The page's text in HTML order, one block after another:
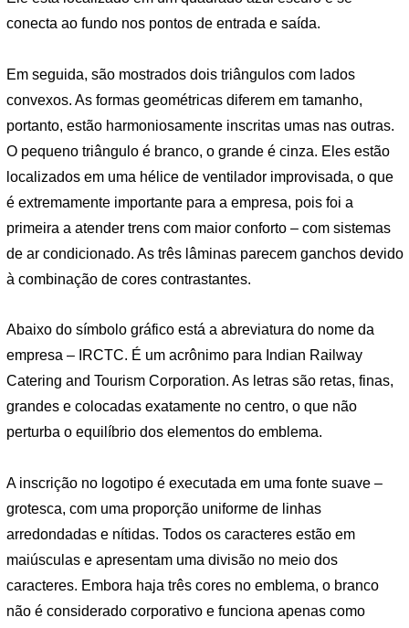
conecta ao fundo nos pontos de entrada e saída.
Em seguida, são mostrados dois triângulos com lados
convexos. As formas geométricas diferem em tamanho,
portanto, estão harmoniosamente inscritas umas nas outras.
O pequeno triângulo é branco, o grande é cinza. Eles estão
localizados em uma hélice de ventilador improvisada, o que
é extremamente importante para a empresa, pois foi a
primeira a atender trens com maior conforto – com sistemas
de ar condicionado. As três lâminas parecem ganchos devido
à combinação de cores contrastantes.
Abaixo do símbolo gráfico está a abreviatura do nome da
empresa – IRCTC. É um acrônimo para Indian Railway
Catering and Tourism Corporation. As letras são retas, finas,
grandes e colocadas exatamente no centro, o que não
perturba o equilíbrio dos elementos do emblema.
A inscrição no logotipo é executada em uma fonte suave –
grotesca, com uma proporção uniforme de linhas
arredondadas e nítidas. Todos os caracteres estão em
maiúsculas e apresentam uma divisão no meio dos
caracteres. Embora haja três cores no emblema, o branco
não é considerado corporativo e funciona apenas como